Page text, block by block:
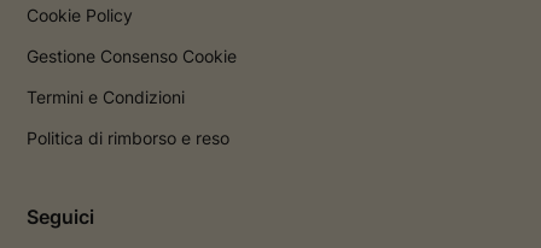
Cookie Policy
Gestione Consenso Cookie
Termini e Condizioni
Politica di rimborso e reso
Seguici